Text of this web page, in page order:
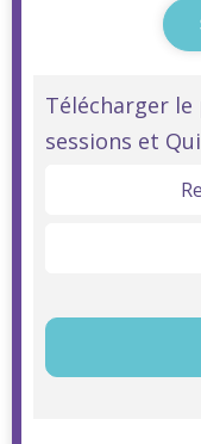
Formation
Opérateur
Télécharger
sessions et